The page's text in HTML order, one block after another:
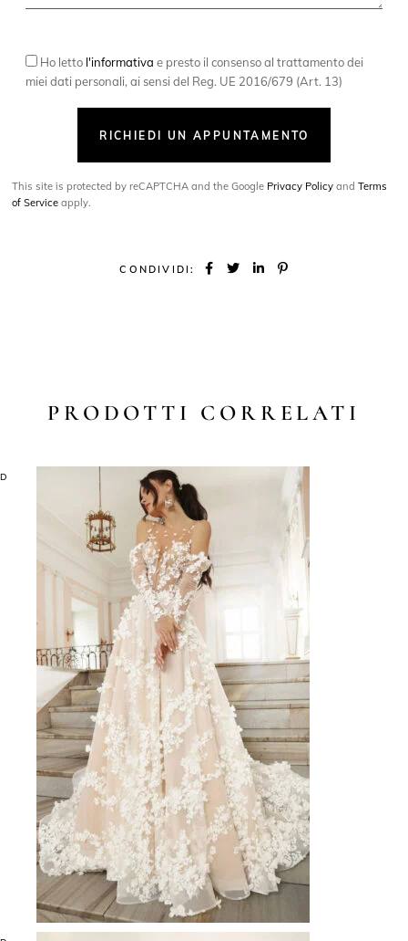
Ho letto l'informativa e presto il consenso al trattamento dei
miei dati personali, ai sensi del Reg. UE 2016/679 (Art. 13)
RICHIEDI UN APPUNTAMENTO
This site is protected by reCAPTCHA and the Google Privacy Policy andTerms
of Service apply.
CONDIVIDI:
PRODOTTI CORRELATI